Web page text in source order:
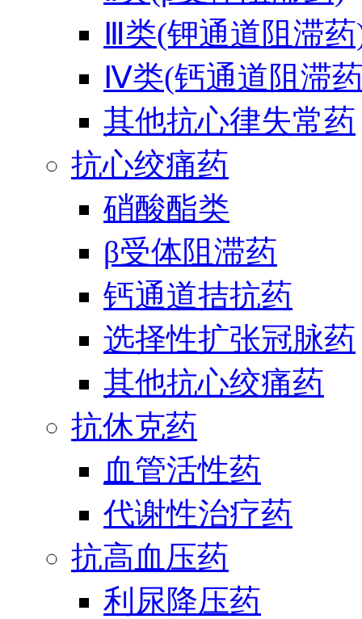
Ⅲ类(钾通道阻滞
Ⅳ类(钙通道阻滞
其他抗心律失常药
抗心绞痛药
硝酸酯类
β受体阻滞药
钙通道拮抗药
选择性扩张冠脉药
其他抗心绞痛药
抗休克药
血管活性药
代谢性治疗药
抗高血压药
利尿降压药